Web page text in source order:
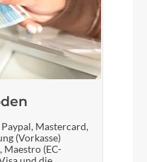
Mastercard,
(Vorkasse)
Maestro (EC-